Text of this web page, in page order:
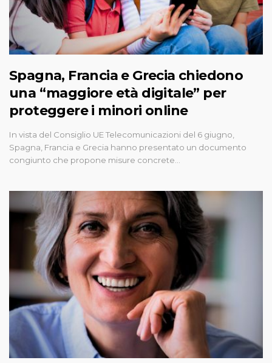
Spagna, Francia e Grecia chiedono
una “maggiore età digitale” per
proteggere i minori online
In vista del Consiglio UE Telecomunicazioni del 6 giugno,
Spagna, Francia e Grecia hanno presentato un documento
congiunto che propone misure concrete…